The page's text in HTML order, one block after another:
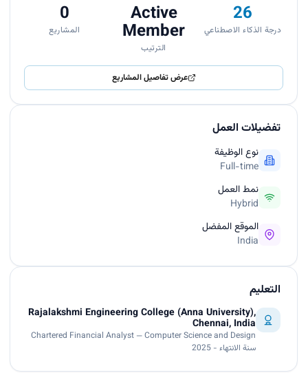
26
درجة الذكاء الاصطناعي
Active
Member
الترتيب
0
المشاريع
عرض تفاصيل المشاريع
تفضيلات العمل
نوع الوظيفة
Full-time
نمط العمل
Hybrid
الموقع المفضل
India
التعليم
Rajalakshmi Engineering College (Anna University),
Chennai, India
Chartered Financial Analyst — Computer Science and Design
سنة الانتهاء - 2025